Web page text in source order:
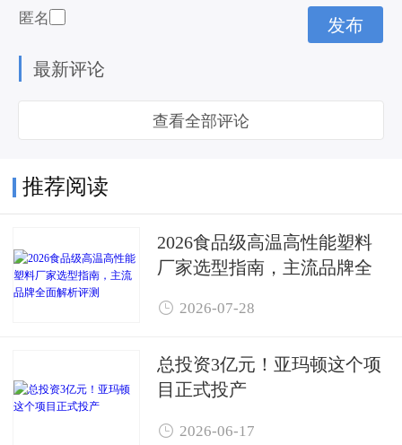
匿名
最新评论
查看全部评论
推荐阅读
2026食品级高温高性能塑料
厂家选型指南，主流品牌全
 2026-07-28
总投资3亿元！亚玛顿这个项
目正式投产
 2026-06-17